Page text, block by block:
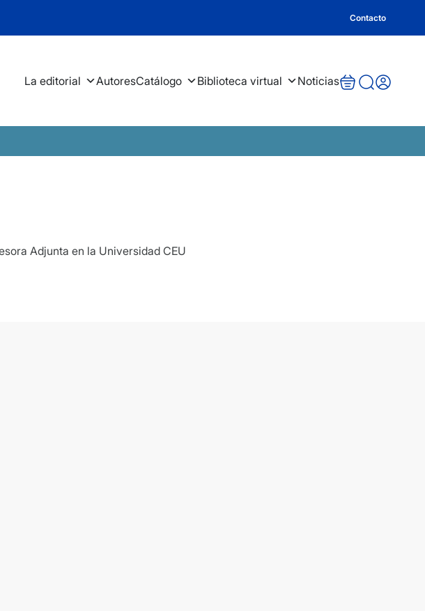
Contacto
La editorial AutoresCatálogo Biblioteca virtual Noticias
Adjunta en la Universidad CEU